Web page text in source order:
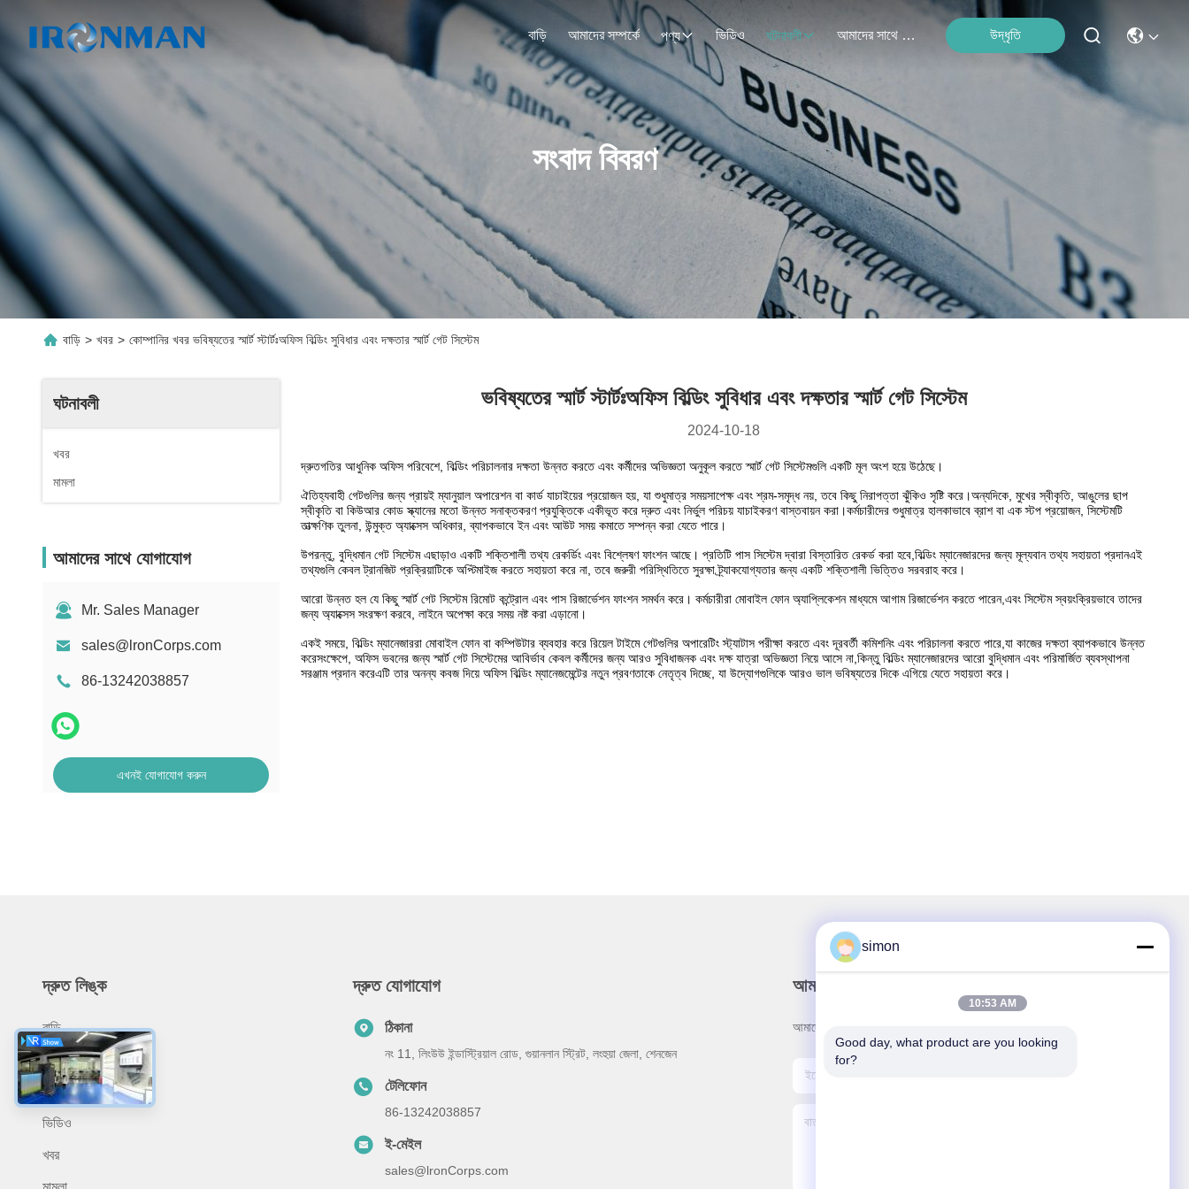
বাড়ি আমাদের সম্পর্কে পণ্য ভিডিও ঘটনাবলী আমাদের সাথে যোগাযোগ উদ্ধৃতি
সংবাদ বিবরণ
বাড়ি > খবর > কোম্পানির খবর ভবিষ্যতের স্মার্ট স্টার্টঃঅফিস বিল্ডিং সুবিধার এবং দক্ষতার স্মার্ট গেট সিস্টেম
ঘটনাবলী
খবর
মামলা
আমাদের সাথে যোগাযোগ
Mr. Sales Manager
sales@lronCorps.com
86-13242038857
এখনই যোগাযোগ করুন
ভবিষ্যতের স্মার্ট স্টার্টঃঅফিস বিল্ডিং সুবিধার এবং দক্ষতার স্মার্ট গেট সিস্টেম
2024-10-18
দ্রুতগতির আধুনিক অফিস পরিবেশে, বিল্ডিং পরিচালনার দক্ষতা উন্নত করতে এবং কর্মীদের অভিজ্ঞতা অনুকূল করতে স্মার্ট গেট সিস্টেমগুলি একটি মূল অংশ হয়ে উঠেছে।
ঐতিহ্যবাহী গেটগুলির জন্য প্রায়ই ম্যানুয়াল অপারেশন বা কার্ড যাচাইয়ের প্রয়োজন হয়, যা শুধুমাত্র সময়সাপেক্ষ এবং শ্রম-সমৃদ্ধ নয়, তবে কিছু নিরাপত্তা ঝুঁকিও সৃষ্টি করে।অন্যদিকে, মুখের স্বীকৃতি, আঙুলের ছাপ
স্বীকৃতি বা কিউআর কোড স্ক্যানের মতো উন্নত সনাক্তকরণ প্রযুক্তিকে একীভূত করে দ্রুত এবং নির্ভুল পরিচয় যাচাইকরণ বাস্তবায়ন করা।কর্মচারীদের শুধুমাত্র হালকাভাবে ব্রাশ বা এক স্টপ প্রয়োজন, সিস্টেমটি
তাত্ক্ষণিক তুলনা, উন্মুক্ত অ্যাক্সেস অধিকার, ব্যাপকভাবে ইন এবং আউট সময় কমাতে সম্পন্ন করা যেতে পারে।
উপরন্তু, বুদ্ধিমান গেট সিস্টেম এছাড়াও একটি শক্তিশালী তথ্য রেকর্ডিং এবং বিশ্লেষণ ফাংশন আছে। প্রতিটি পাস সিস্টেম দ্বারা বিস্তারিত রেকর্ড করা হবে,বিল্ডিং ম্যানেজারদের জন্য মূল্যবান তথ্য সহায়তা প্রদানএই
তথ্যগুলি কেবল ট্রানজিট প্রক্রিয়াটিকে অপ্টিমাইজ করতে সহায়তা করে না, তবে জরুরী পরিস্থিতিতে সুরক্ষা ট্র্যাকযোগ্যতার জন্য একটি শক্তিশালী ভিত্তিও সরবরাহ করে।
আরো উন্নত হল যে কিছু স্মার্ট গেট সিস্টেম রিমোট কন্ট্রোল এবং পাস রিজার্ভেশন ফাংশন সমর্থন করে। কর্মচারীরা মোবাইল ফোন অ্যাপ্লিকেশন মাধ্যমে আগাম রিজার্ভেশন করতে পারেন,এবং সিস্টেম স্বয়ংক্রিয়ভাবে তাদের
জন্য অ্যাক্সেস সংরক্ষণ করবে, লাইনে অপেক্ষা করে সময় নষ্ট করা এড়ানো।
একই সময়ে, বিল্ডিং ম্যানেজাররা মোবাইল ফোন বা কম্পিউটার ব্যবহার করে রিয়েল টাইমে গেটগুলির অপারেটিং স্ট্যাটাস পরীক্ষা করতে এবং দূরবর্তী কমিশনিং এবং পরিচালনা করতে পারে,যা কাজের দক্ষতা ব্যাপকভাবে উন্নত
করেসংক্ষেপে, অফিস ভবনের জন্য স্মার্ট গেট সিস্টেমের আবির্ভাব কেবল কর্মীদের জন্য আরও সুবিধাজনক এবং দক্ষ যাত্রা অভিজ্ঞতা নিয়ে আসে না,কিন্তু বিল্ডিং ম্যানেজারদের আরো বুদ্ধিমান এবং পরিমার্জিত ব্যবস্থাপনা
সরঞ্জাম প্রদান করেএটি তার অনন্য কবজ দিয়ে অফিস বিল্ডিং ম্যানেজমেন্টের নতুন প্রবণতাকে নেতৃত্ব দিচ্ছে, যা উদ্যোগগুলিকে আরও ভাল ভবিষ্যতের দিকে এগিয়ে যেতে সহায়তা করে।
দ্রুত লিঙ্ক
বাড়ি
আমাদের সম্পর্কে
পণ্য
ভিডিও
খবর
দ্রুত যোগাযোগ
ঠিকানা
নং 11, লিংউউ ইন্ডাস্ট্রিয়াল রোড, গুয়ানলান স্ট্রিট, লংহুয়া জেলা, শেনজেন
টেলিফোন
86-13242038857
ই-মেইল
sales@lronCorps.com
আমাদের নিউজলেটার
আমাদের নিউজলেটারে সাবস্ক্রাইব করুন এবং আরও অনেক কিছু পেতে পারেন।
simon
10:53 AM
Good day, what product are you looking
for?